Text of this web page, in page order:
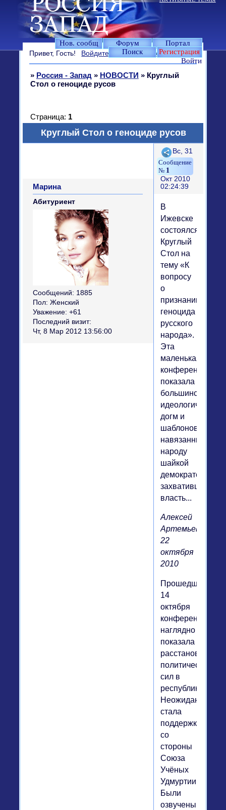
Нов. сообщ Форум
Портал
Поиск
Регистрация
Войти
Привет, Гость! Войдите илизарегистрируйтесь.
» Россия - Запад » НОВОСТИ » Круглый
Стол о геноциде русов
Круглый Стол о геноциде русов
Страница: 1
Поделиться
1
Вс, 31
Окт 2010
02:24:39
Марина
Абитуриент
Сообщений: 1885
Пол: Женский
Уважение: +61
Последний визит:
Чт, 8 Мар 2012 13:56:00
В
Ижевске
состоялся
Круглый
Стол на
тему «К
вопросу
о
признании
геноцида
русского
народа».
Эта
маленькая
конференция
показала
большинство
идеологических
догм и
шаблонов,
навязанных
народу
шайкой
демократов,
захвативших
власть...
Алексей
Артемьев,
22
октября
2010
Прошедшая
14
октября
конференция
наглядно
показала
расстановку
политических
сил в
республике.
Неожиданной
стала
поддержка
со
стороны
Союза
Учёных
Удмуртии.
Были
озвучены